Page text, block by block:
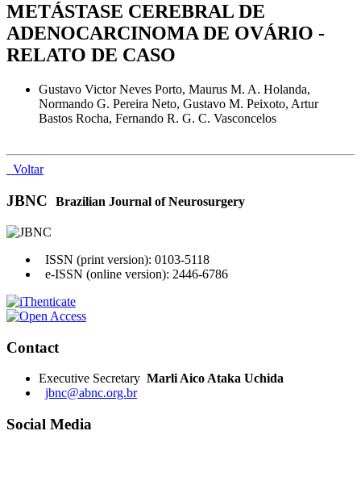
METÁSTASE CEREBRAL DE
ADENOCARCINOMA DE OVÁRIO -
RELATO DE CASO
Gustavo Victor Neves Porto, Maurus M. A. Holanda,
Normando G. Pereira Neto, Gustavo M. Peixoto, Artur
Bastos Rocha, Fernando R. G. C. Vasconcelos
Voltar
JBNC Brazilian Journal of Neurosurgery
ISSN (print version): 0103-5118
e-ISSN (online version): 2446-6786
Contact
Executive Secretary Marli Aico Ataka Uchida
jbnc@abnc.org.br
Social Media